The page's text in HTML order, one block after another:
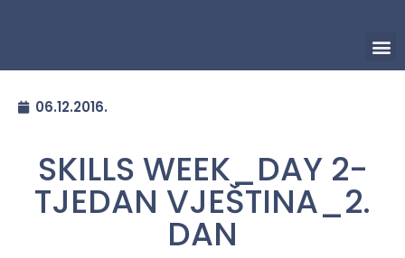
06.12.2016.
SKILLS WEEK_DAY 2-
TJEDAN VJEŠTINA_2.
DAN